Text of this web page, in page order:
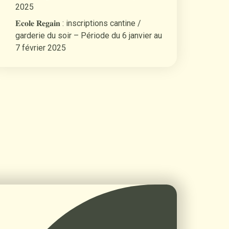
2025
𝐄𝐜𝐨𝐥𝐞 𝐑𝐞𝐠𝐚𝐢𝐧 : inscriptions cantine /
garderie du soir – Période du 6 janvier au
7 février 2025